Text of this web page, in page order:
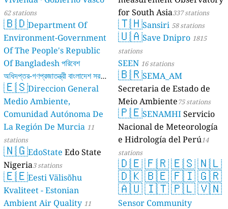
62 stations
🇧🇩Department Of
Environment-Government
Of The People's Republic
Of Bangladesh পরিবেশ
অধিদপ্তর-গণপ্রজাতন্ত্রী বাংলাদেশ সরকার
17 stations
🇪🇸Direccion General
Medio Ambiente,
Comunidad Autónoma De
La Región De Murcia 11
stations
🇳🇬EdoState Edo State
Nigeria3 stations
🇪🇪Eesti Välisõhu
Kvaliteet - Estonian
Ambient Air Quality 11
for South Asia337 stations
🇹🇭Sansiri 58 stations
🇺🇦Save Dnipro 1815
stations
SEEN 16 stations
🇧🇷SEMA_AM
Secretaria de Estado de
Meio Ambiente75 stations
🇵🇪SENAMHIServicio
Nacional de Meteorología
e Hidrología del Perú14
stations
🇩🇪🇫🇷🇪🇸🇳🇱
🇩🇰🇧🇪🇫🇮🇬🇷
🇦🇺🇮🇹🇵🇱🇻🇳
Sensor Community